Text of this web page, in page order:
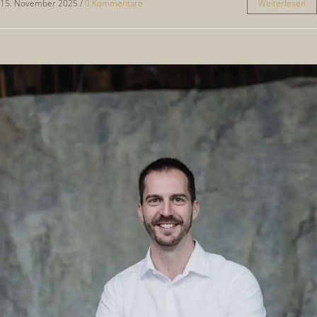
15. November 2025 /0 Kommentare Weiterlesen